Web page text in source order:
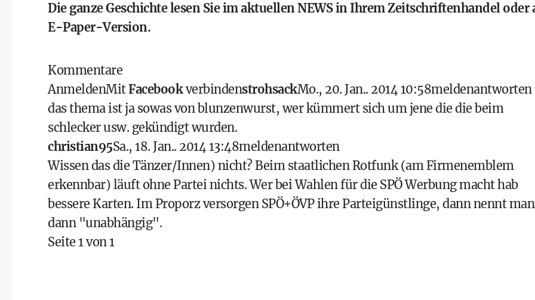
Die ganze Geschichte lesen Sie im aktuellen NEWS in Ihrem Zeitschriftenhandel oder
E-Paper-Version.
Kommentare
AnmeldenMitFacebookverbindenstrohsackMo., 20. Jan.. 2014 10:58meldenantworten
das thema ist ja sowas von blunzenwurst, wer kümmert sich um jene die die beim
schlecker usw. gekündigt wurden.
christian95Sa., 18. Jan.. 2014 13:48meldenantworten
Wissen das die Tänzer/Innen) nicht? Beim staatlichen Rotfunk (am Firmenemblem
erkennbar) läuft ohne Partei nichts. Wer bei Wahlen für die SPÖ Werbung macht hab
bessere Karten. Im Proporz versorgen SPÖ+ÖVP ihre Parteigünstlinge, dann nennt man
dann "unabhängig".
Seite 1 von 1